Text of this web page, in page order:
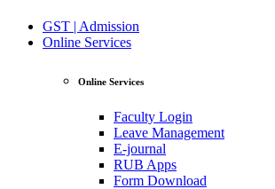
GST | Admission
Online Services
Online Services
Faculty Login
Leave Management
E-journal
RUB Apps
Form Download